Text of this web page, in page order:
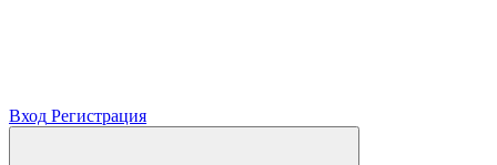
Вход Регистрация